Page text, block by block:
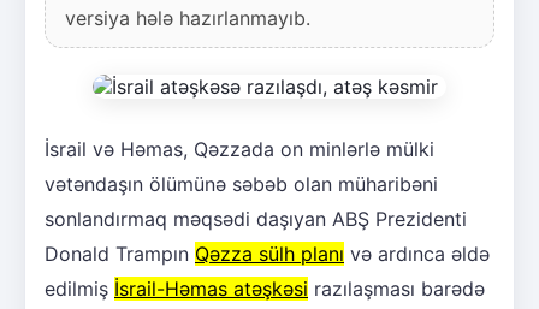
versiya hələ hazırlanmayıb.
İsrail və Həmas, Qəzzada on minlərlə mülki
vətəndaşın ölümünə səbəb olan müharibəni
sonlandırmaq məqsədi daşıyan ABŞ Prezidenti
Donald Trampın Qəzza sülh planı və ardınca əldə
edilmiş İsrail-Həmas atəşkəsi razılaşması barədə